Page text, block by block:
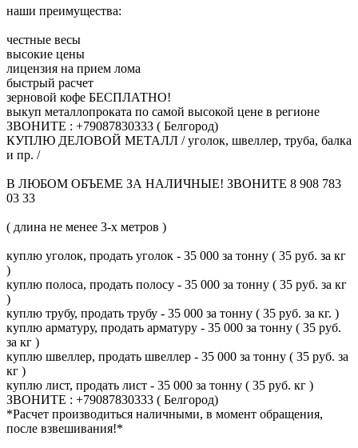
наши преимущества:
честные весы
высокие цены
лицензия на прием лома
быстрый расчет
зерновой кофе БЕСПЛАТНО!
выкуп металлопроката по самой высокой цене в регионе
ЗВОНИТЕ : +79087830333 ( Белгород)
КУПЛЮ ДЕЛОВОЙ МЕТАЛЛ / уголок, швеллер, труба, балка
и пр. /
В ЛЮБОМ ОБЪЕМЕ ЗА НАЛИЧНЫЕ! ЗВОНИТЕ 8 908 783
03 33
( длина не менее 3-х метров )
куплю уголок, продать уголок - 35 000 за тонну ( 35 руб. за кг
)
куплю полоса, продать полосу - 35 000 за тонну ( 35 руб. за кг
)
куплю трубу, продать трубу - 35 000 за тонну ( 35 руб. за кг. )
куплю арматуру, продать арматуру - 35 000 за тонну ( 35 руб.
за кг )
куплю швеллер, продать швеллер - 35 000 за тонну ( 35 руб. за
кг )
куплю лист, продать лист - 35 000 за тонну ( 35 руб. кг )
ЗВОНИТЕ : +79087830333 ( Белгород)
*Расчет производиться наличными, в момент обращения,
после взвешивания!*